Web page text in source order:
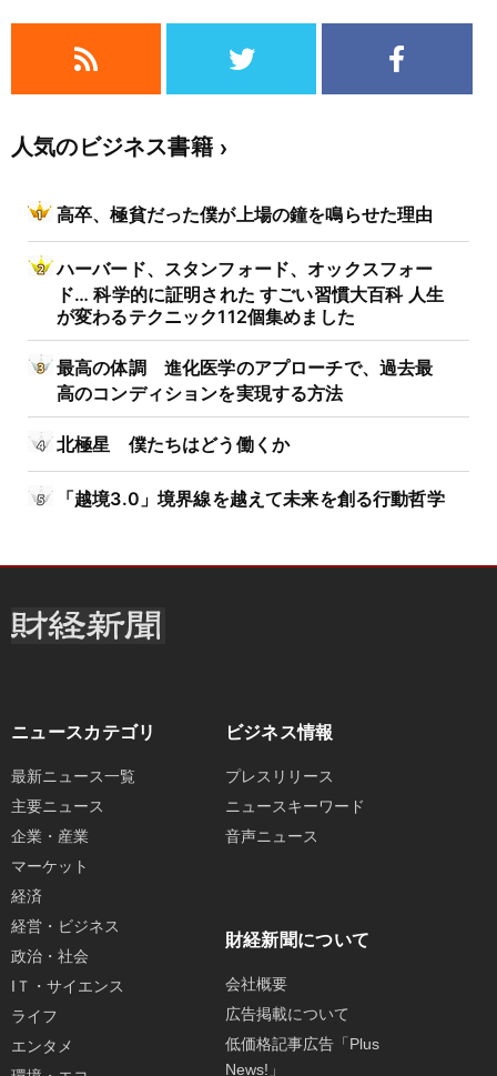
人気のビジネス書籍
高卒、極貧だった僕が上場の鐘を鳴らせた理由
ハーバード、スタンフォード、オックスフォー
ド… 科学的に証明された すごい習慣大百科 人生
が変わるテクニック112個集めました
最高の体調 進化医学のアプローチで、過去最
高のコンディションを実現する方法
北極星 僕たちはどう働くか
「越境3.0」境界線を越えて未来を創る行動哲学
ニュースカテゴリ
最新ニュース一覧
主要ニュース
企業・産業
マーケット
経済
経営・ビジネス
政治・社会
IＴ・サイエンス
ライフ
エンタメ
ビジネス情報
プレスリリース
ニュースキーワード
音声ニュース
財経新聞について
会社概要
広告掲載について
低価格記事広告「Plus
News!」